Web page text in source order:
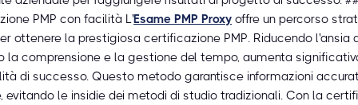
PMP con facilità L'Esame PMP Proxy offre un percorso
ottenere la prestigiosa certificazione PMP. Riducendo l'ansia
la comprensione e la gestione del tempo, aumenta
di successo. Questo metodo garantisce informazioni
evitando le insidie dei metodi di studio tradizionali. Con la